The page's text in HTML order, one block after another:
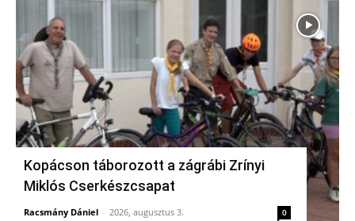
Kopácson táborozott a zágrábi Zrínyi
Miklós Cserkészcsapat
Racsmány Dániel - 2026, augusztus 3. 0